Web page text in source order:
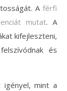
A férfi
mutat. A
kifejleszteni,
és
igényel, mint a